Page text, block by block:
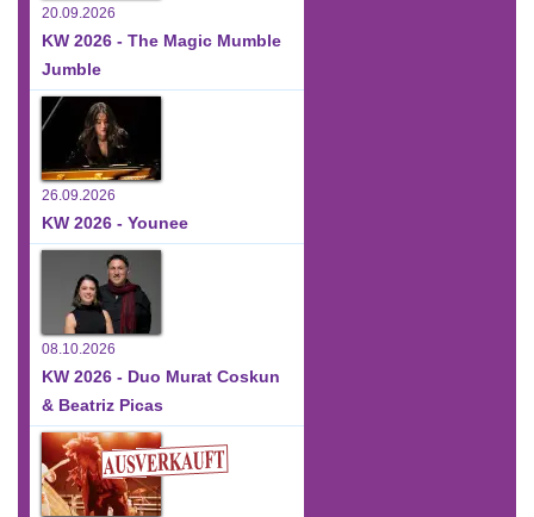
20.09.2026
KW 2026 - The Magic Mumble
Jumble
26.09.2026
KW 2026 - Younee
08.10.2026
KW 2026 - Duo Murat Coskun
& Beatriz Picas